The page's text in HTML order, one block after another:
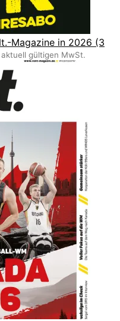
Magazine in 2026 (3
gültigen MwSt.